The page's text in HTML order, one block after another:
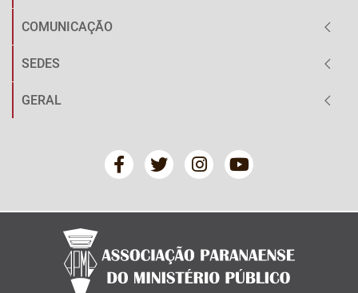
COMUNICAÇÃO
SEDES
GERAL